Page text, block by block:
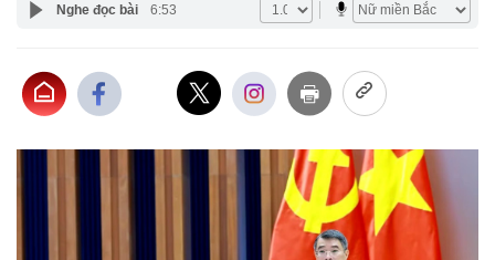
Nghe đọc bài 6:53